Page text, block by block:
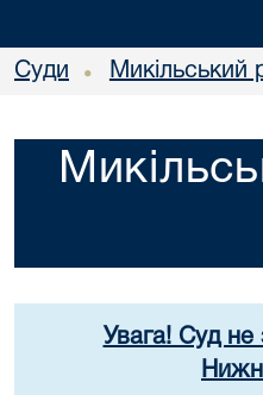
Суди • Микільський
Увага! Суд не